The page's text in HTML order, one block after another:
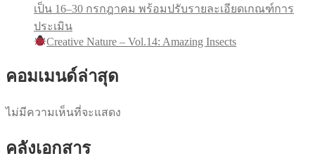
เป็น 16–30 กรกฎาคม พร้อมปรับรายละเอียดเกณฑ์การ
ประเมิน
Creative Nature – Vol.14: Amazing Insects
คอมเมนด์ล่าสุด
ไม่มีความเห็นที่จะแสดง
คลังเอกสาร